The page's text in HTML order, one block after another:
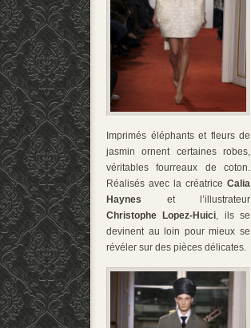
Imprimés éléphants et fleurs de
jasmin ornent certaines robes,
véritables fourreaux de coton.
Réalisés avec la créatrice Calia
Haynes et l’illustrateur
Christophe Lopez-Huici, ils se
devinent au loin pour mieux se
révéler sur des pièces délicates.